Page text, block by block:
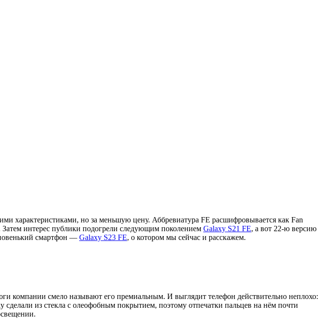
характеристиками, но за меньшую цену. Аббревиатура FE расшифровывается как Fan
интерес публики подогрели следующим поколением Galaxy S21 FE, а вот 22-ю версию
смартфон — Galaxy S23 FE, о котором мы сейчас и расскажем.
компании смело называют его премиальным. И выглядит телефон действительно неплохо:
из стекла с олеофобным покрытием, поэтому отпечатки пальцев на нём почти